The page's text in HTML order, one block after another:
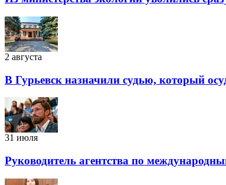
2 августа
В Гурьевск назначили судью, который
31 июля
Руководитель агентства по